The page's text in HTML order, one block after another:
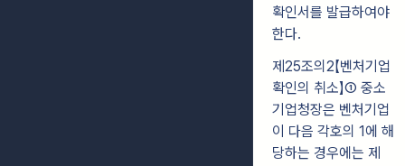
확인서를 발급하여야
한다.
제25조의2【벤처기업
확인의 취소】① 중소
기업청장은 벤처기업
이 다음 각호의 1에 해
당하는 경우에는 제